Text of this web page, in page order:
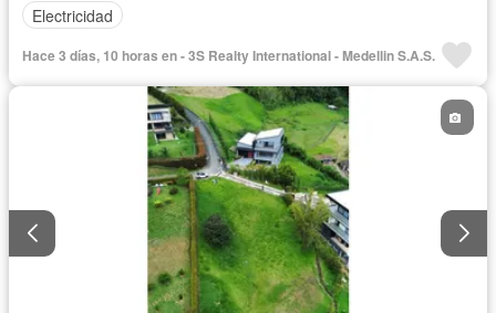
Electricidad
Hace 3 días, 10 horas en - 3S Realty International - Medellin S.A.S.